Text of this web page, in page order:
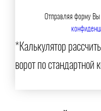
Отправляя форму
*Калькулятор
ворот по стандартной